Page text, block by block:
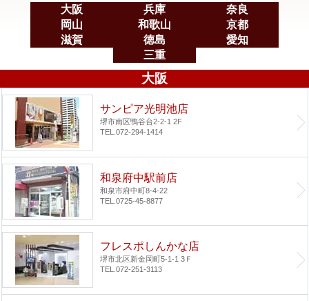
大阪 兵庫
奈良
岡山
和歌山
京都
滋賀
徳島
愛知
三重
大阪
サンピア光明池店
堺市南区鴨谷台2-2-1 2F
TEL.072-294-1414
和泉府中駅前店
和泉市府中町8-4-22
TEL.0725-45-8877
フレスポしんかな店
堺市北区新金岡町5-1-1 3Ｆ
TEL.072-251-3113